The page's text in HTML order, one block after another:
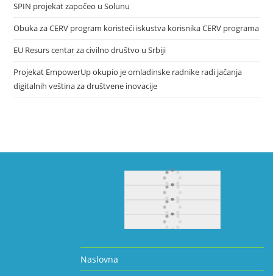
SPIN projekat započeo u Solunu
Obuka za CERV program koristeći iskustva korisnika CERV programa
EU Resurs centar za civilno društvo u Srbiji
Projekat EmpowerUp okupio je omladinske radnike radi jačanja
digitalnih veština za društvene inovacije
Naslovna